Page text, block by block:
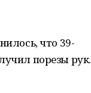
что 39-
порезы рук.